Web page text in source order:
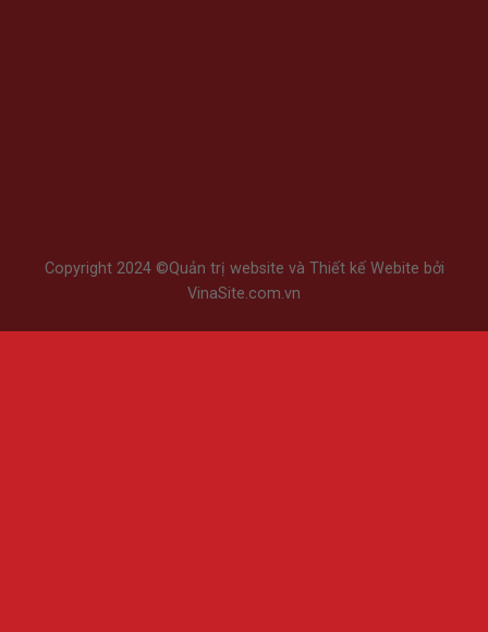
Copyright 2024 ©Quản trị website và Thiết kế Webite bởi
VinaSite.com.vn